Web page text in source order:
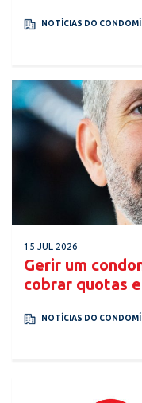
NOTÍCIAS DO
15 JUL 2026
Gerir um
cobrar quotas
NOTÍCIAS DO